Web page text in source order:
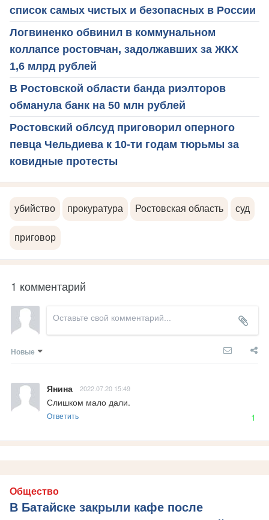
список самых чистых и безопасных в России
Логвиненко обвинил в коммунальном
коллапсе ростовчан, задолжавших за ЖКХ
1,6 млрд рублей
В Ростовской области банда риэлторов
обманула банк на 50 млн рублей
Ростовский облсуд приговорил оперного
певца Чельдиева к 10-ти годам тюрьмы за
ковидные протесты
убийство прокуратура Ростовская область суд
приговор
1 комментарий
Новые
Янина 2022.07.20 15:49
Слишком мало дали.
Ответить 1
Общество
В Батайске закрыли кафе после